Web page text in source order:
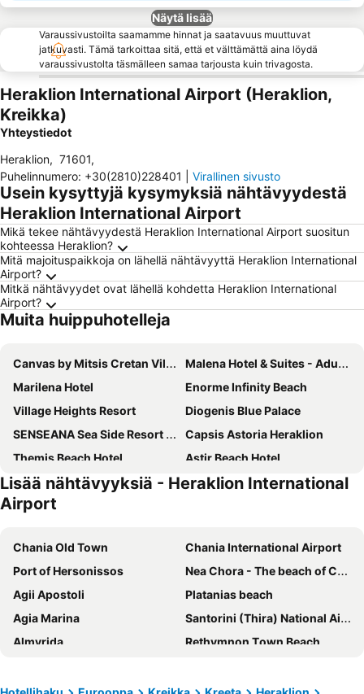
Näytä lisää
Varaussivustoilta saamamme hinnat ja saatavuus muuttuvat
jatkuvasti. Tämä tarkoittaa sitä, että et välttämättä aina löydä
varaussivustolta täsmälleen samaa tarjousta kuin trivagosta.
Heraklion International Airport (Heraklion,
Kreikka)
Yhteystiedot
Heraklion, 71601,
Puhelinnumero: +30(2810)228401 Virallinen sivusto
Usein kysyttyjä kysymyksiä nähtävyydestä
Heraklion International Airport
Mikä tekee nähtävyydestä Heraklion International Airport suositun
kohteessa Heraklion?
Mitä majoituspaikkoja on lähellä nähtävyyttä Heraklion International
Airport?
Mitkä nähtävyydet ovat lähellä kohdetta Heraklion International
Airport?
Muita huippuhotelleja
Canvas by Mitsis Cretan Village
Malena Hotel & Suites - Adults Only by Omilos Hotels
Marilena Hotel
Enorme Infinity Beach
Village Heights Resort
Diogenis Blue Palace
SENSEANA Sea Side Resort & Aquadventure
Capsis Astoria Heraklion
Themis Beach Hotel
Astir Beach Hotel
Zeus Hotels Neptuno Beach
Hersonissos Village
Galaxy Hotel Iraklio
Panorama Village Hotel
Sol Marina Beach Crete
Gouves Bay by Omilos Hotels
Mitsis Royal Mare
Hotel Anthoula Village
Olive Green Hotel
Vasia Royal Hotel
St. Constantin Hotel
Atrion Hotel
Petousis Hotel & Suites
Lisää nähtävyyksiä - Heraklion International
Airport
Chania Old Town
Chania International Airport
Port of Hersonissos
Nea Chora - The beach of Chania
Agii Apostoli
Platanias beach
Agia Marina
Santorini (Thira) National Airport
Almyrida
Rethymnon Τown Beach
Chanian satama
Star Beach Water Park